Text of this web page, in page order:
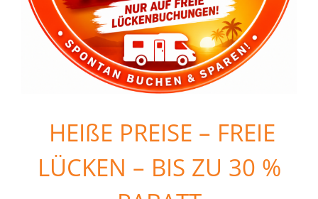
HEIßE PREISE – FREIE
LÜCKEN – BIS ZU 30 %